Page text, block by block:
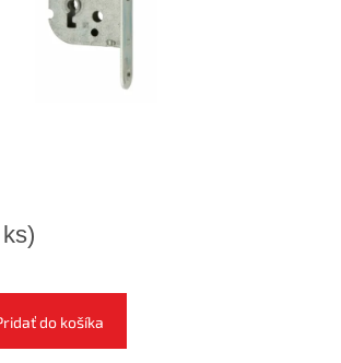
do košíka